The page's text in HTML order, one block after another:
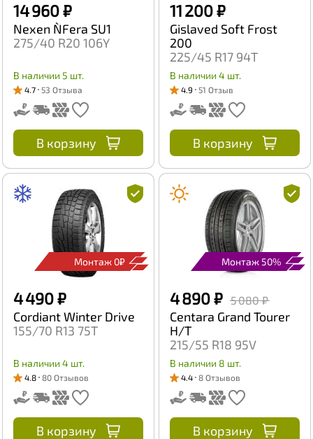
14 960 ₽
Nexen N`Fera SU1
275/40 R20 106Y
В наличии 5 шт.
4.7 53 Отзыва
В корзину
11 200 ₽
Gislaved Soft Frost
200
225/45 R17 94T
В наличии 4 шт.
4.9 51 Отзыв
В корзину
Монтаж 0₽
4 490 ₽
Cordiant Winter Drive
155/70 R13 75T
В наличии 4 шт.
4.8 80 Отзывов
В корзину
Монтаж 50%
4 890 ₽ 5 080 ₽
Centara Grand Tourer
H/T
215/55 R18 95V
В наличии 8 шт.
4.4 8 Отзывов
В корзину